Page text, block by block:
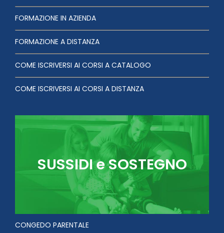
FORMAZIONE IN AZIENDA
FORMAZIONE A DISTANZA
COME ISCRIVERSI AI CORSI A CATALOGO
COME ISCRIVERSI AI CORSI A DISTANZA
SUSSIDI e SOSTEGNO
CONGEDO PARENTALE